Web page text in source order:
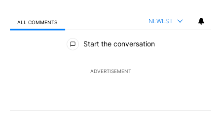
ALL COMMENTS NEWEST
All Comments
Start the conversation
ADVERTISEMENT